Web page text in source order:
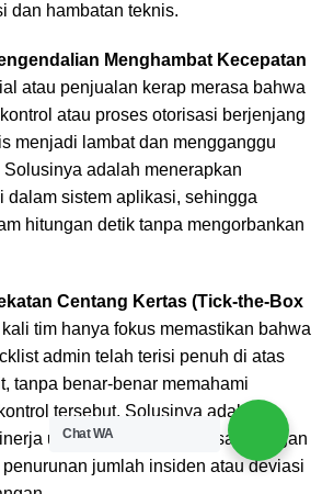
dan hambatan teknis.
Menghambat Kecepatan
atau penjualan kerap merasa bahwa
atau proses otorisasi berjenjang
menjadi lambat dan mengganggu
Solusinya adalah menerapkan
dalam sistem aplikasi, sehingga
hitungan detik tanpa mengorbankan
Centang Kertas (Tick-the-Box
tim hanya fokus memastikan bahwa
admin telah terisi penuh di atas
tanpa benar-benar memahami
tersebut. Solusinya adalah
utama (KPI) pengawasan dengan
jumlah insiden atau deviasi
Chat WA